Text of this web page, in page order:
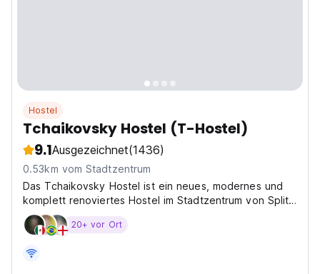
Hostel
Tchaikovsky Hostel (T-Hostel)
9.1Ausgezeichnet(1436)
0.53km vom Stadtzentrum
Das Tchaikovsky Hostel ist ein neues, modernes und
komplett renoviertes Hostel im Stadtzentrum von Split.
Mit 20 Betten bieten wir eine angenehme Atmosphäre
in gemütlicher Umgebung mit freundlichem Personal.
20+ vor Ort